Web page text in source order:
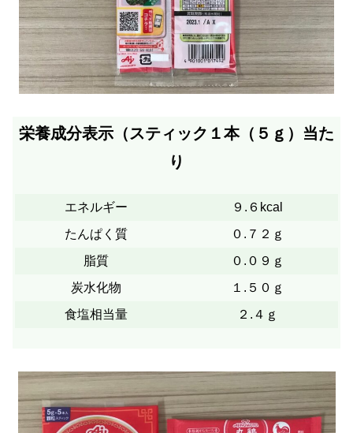
栄養成分表示（スティック１本（５ｇ）当た
り
エネルギー
９.６kcal
たんぱく質
０.７２ｇ
脂質
０.０９ｇ
炭水化物
１.５０ｇ
食塩相当量
２.４ｇ